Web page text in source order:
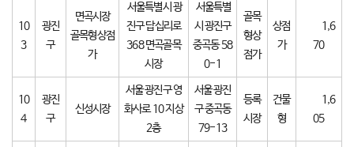
10
3
광진
구
면곡시장
골목형상점
가
서울특별시 광
진구 답십리로
368 면곡골목
시장
서울특별
시 광진구
중곡동 58
0-1
골목
형상
점가
상점
가
1,6
70
10
4
광진
구
신성시장
서울 광진구 영
화사로 10 지상
2층
서울 광진
구 중곡동
79-13
등록
시장
건물
형
1,6
05